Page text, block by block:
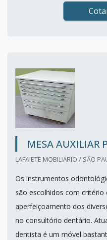
MESA AUXILIAR
LAFAIETE MOBILIÁRIO / SÃO
Os instrumentos
são escolhidos com critério
aperfeiçoamento dos
no consultório dentário.
dentista é um móvel